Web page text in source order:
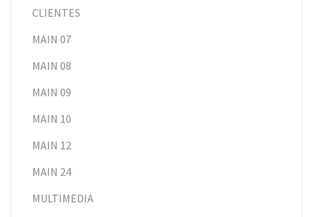
CLIENTES
MAIN 07
MAIN 08
MAIN 09
MAIN 10
MAIN 12
MAIN 24
MULTIMEDIA